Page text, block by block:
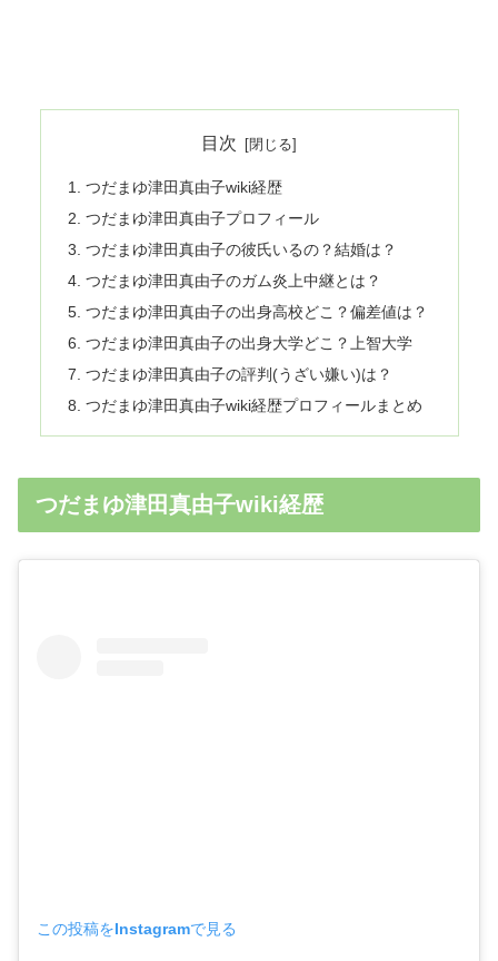
目次
つだまゆ津田真由子wiki経歴
つだまゆ津田真由子プロフィール
つだまゆ津田真由子の彼氏いるの？結婚は？
つだまゆ津田真由子のガム炎上中継とは？
つだまゆ津田真由子の出身高校どこ？偏差値は？
つだまゆ津田真由子の出身大学どこ？上智大学
つだまゆ津田真由子の評判(うざい嫌い)は？
つだまゆ津田真由子wiki経歴プロフィールまとめ
つだまゆ津田真由子wiki経歴
この投稿をInstagramで見る